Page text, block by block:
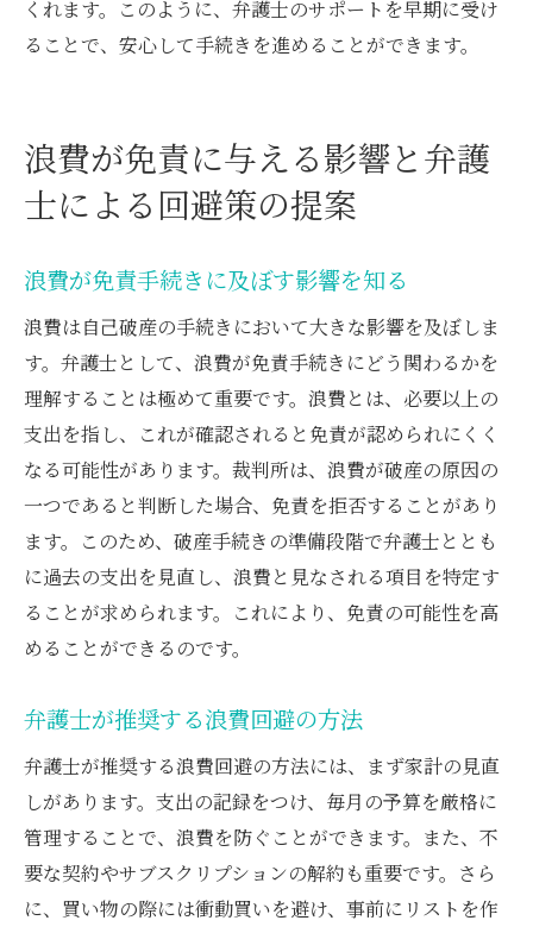
くれます。このように、弁護士のサポートを早期に受け
ることで、安心して手続きを進めることができます。
浪費が免責に与える影響と弁護
士による回避策の提案
浪費が免責手続きに及ぼす影響を知る
浪費は自己破産の手続きにおいて大きな影響を及ぼしま
す。弁護士として、浪費が免責手続きにどう関わるかを
理解することは極めて重要です。浪費とは、必要以上の
支出を指し、これが確認されると免責が認められにくく
なる可能性があります。裁判所は、浪費が破産の原因の
一つであると判断した場合、免責を拒否することがあり
ます。このため、破産手続きの準備段階で弁護士ととも
に過去の支出を見直し、浪費と見なされる項目を特定す
ることが求められます。これにより、免責の可能性を高
めることができるのです。
弁護士が推奨する浪費回避の方法
弁護士が推奨する浪費回避の方法には、まず家計の見直
しがあります。支出の記録をつけ、毎月の予算を厳格に
管理することで、浪費を防ぐことができます。また、不
要な契約やサブスクリプションの解約も重要です。さら
に、買い物の際には衝動買いを避け、事前にリストを作